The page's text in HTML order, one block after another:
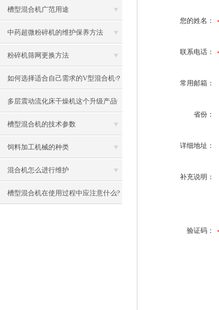
工具
槽型混合机广范用途
中药超微粉碎机的维护保养方法
粉碎机筛网更换方法
如何选择适合自己需求的V型混合机？
多层震动流化床干燥机这个升级产品
究竟先进在哪？
槽型混合机的技术参数
饲料加工机械的种类
混合机怎么进行维护
槽型混合机在使用过程中应注意什么?
您的姓名：
联系电话：
常用邮箱：
省份：
详细地址：
补充说明：
验证码：